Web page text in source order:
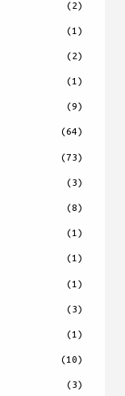
(2)
(1)
(2)
(1)
(9)
(64)
(73)
(3)
(8)
(1)
(1)
(1)
(3)
(1)
(10)
(3)